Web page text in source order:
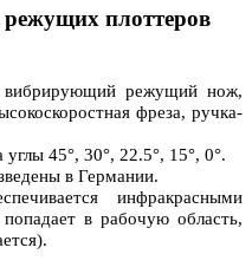
плоттеров
режущий нож,
фреза, ручка-
углы 45°, 30°, 22.5°, 15°, 0°.
в Германии.
инфракрасными
в рабочую область,